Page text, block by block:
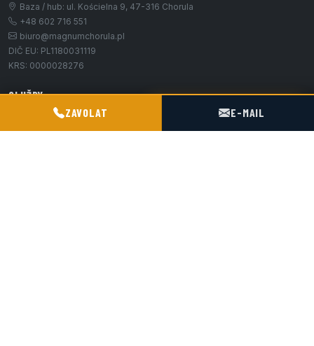
Baza / hub: ul. Kościelna 9, 47-316 Chorula
+48 602 716 551
biuro@magnumchorula.pl
DIČ EU: PL1180031119
KRS: 0000028276
SLUŽBY
Revize TDT
ZAVOLAT E-MAIL